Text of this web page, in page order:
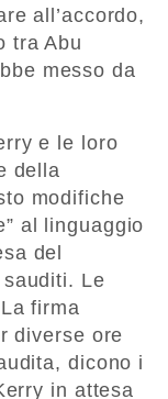
all’accordo,
tra Abu
messo da
e le loro
della
modifiche
al linguaggio
del
Le
firma
diverse ore
dicono i
in attesa